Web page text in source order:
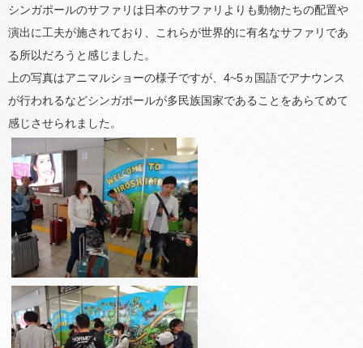
シンガポールのサファリは日本のサファリよりも動物たちの配置や
演出に工夫が施されており、これらが世界的に有名なサファリであ
る所以だろうと感じました。
上の写真はアニマルショーの様子ですが、4~5ヵ国語でアナウンス
が行われるなどシンガポールが多民族国家であることをあらてめて
感じさせられました。